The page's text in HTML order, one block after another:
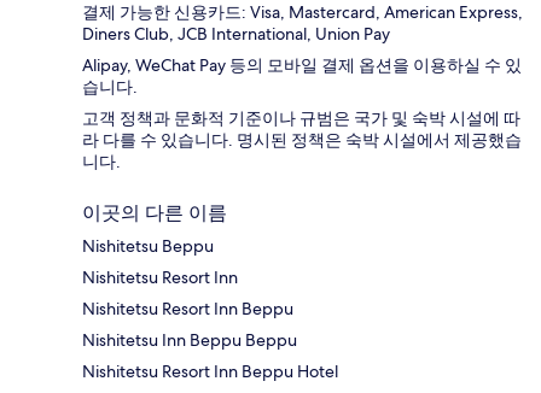
결제 가능한 신용카드: Visa, Mastercard, American Express,
Diners Club, JCB International, Union Pay
Alipay, WeChat Pay 등의 모바일 결제 옵션을 이용하실 수 있
습니다.
고객 정책과 문화적 기준이나 규범은 국가 및 숙박 시설에 따
라 다를 수 있습니다. 명시된 정책은 숙박 시설에서 제공했습
니다.
이곳의 다른 이름
Nishitetsu Beppu
Nishitetsu Resort Inn
Nishitetsu Resort Inn Beppu
Nishitetsu Inn Beppu Beppu
Nishitetsu Resort Inn Beppu Hotel